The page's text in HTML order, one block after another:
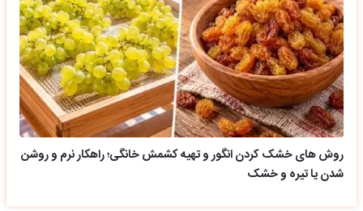
روش های خشک کردن انگور و تهیه کشمش خانگی؛ راهکار نرم و روشن
شدن یا تیره و خشک